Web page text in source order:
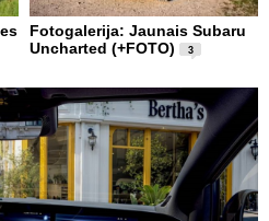
Fotogalerija: Jaunais Subaru
Uncharted (+FOTO)
3